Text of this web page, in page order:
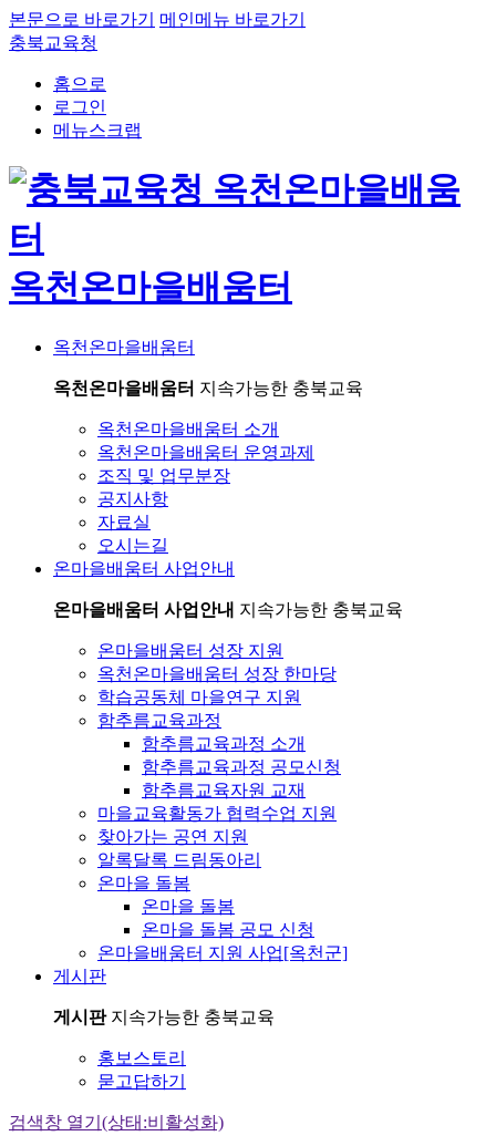
본문으로 바로가기
메인메뉴 바로가기
충북교육청
홈으로
로그인
메뉴스크랩
옥천온마을배움터
옥천온마을배움터
옥천온마을배움터 지속가능한 충북교육
옥천온마을배움터 소개
옥천온마을배움터 운영과제
조직 및 업무분장
공지사항
자료실
오시는길
온마을배움터 사업안내
온마을배움터 사업안내 지속가능한 충북교육
온마을배움터 성장 지원
옥천온마을배움터 성장 한마당
학습공동체 마을연구 지원
함추름교육과정
함추름교육과정 소개
함추름교육과정 공모신청
함추름교육자원 교재
마을교육활동가 협력수업 지원
찾아가는 공연 지원
알록달록 드림동아리
온마을 돌봄
온마을 돌봄
온마을 돌봄 공모 신청
온마을배움터 지원 사업[옥천군]
게시판
게시판 지속가능한 충북교육
홍보스토리
묻고답하기
검색창 열기(상태:비활성화)